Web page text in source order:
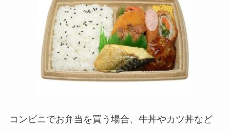
コンビニでお弁当を買う場合、牛丼やカツ丼など